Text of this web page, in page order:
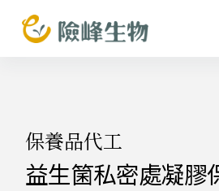
跳
至
保養品代工
益生箘私密處凝膠